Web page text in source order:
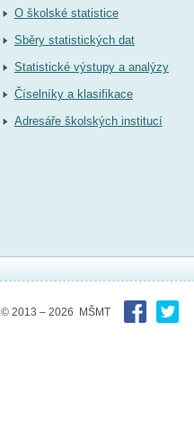
O školské statistice
Sběry statistických dat
Statistické výstupy a analýzy
Číselníky a klasifikace
Adresáře školských institucí
© 2013 – 2026 MŠMT